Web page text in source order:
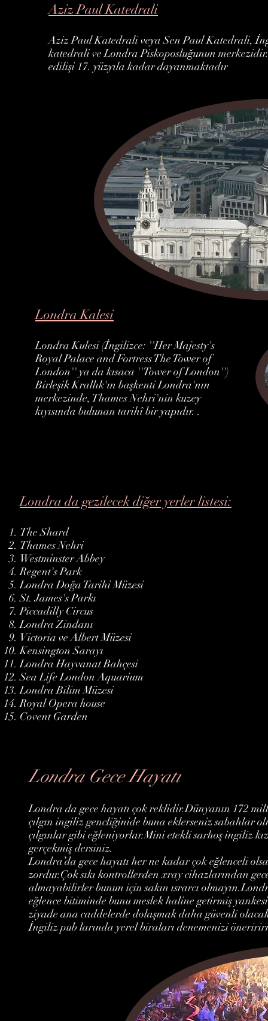
Aziz Paul Katedrali
Aziz Paul Katedrali veya Sen Paul Katedrali,
katedrali ve Londra Piskoposluğunun
edilişi 17. yüzyıla kadar dayanmaktadır
Londra Kalesi
Londra Kulesi (İngilizce: ''Her Majesty's
Royal Palace and Fortress The Tower of
London'' ya da kısaca ''Tower of London'')
Birleşik Krallık'ın başkenti Londra'nın
merkezinde, Thames Nehri'nin kuzey
kıyısında bulunan tarihî bir yapıdır. .
Londra da gezilecek diğer yerler listesi:
The Shard
Thames Nehri
Westminster Abbey
Regent's Park
Londra Doğa Tarihi Müzesi
St. James's Parkı
Piccadilly Circus
Londra Zindanı
Victoria ve Albert Müzesi
Kensington Sarayı
Londra Hayvanat Bahçesi
Sea Life London Aquarium
Londra Bilim Müzesi
Royal Opera house
Covent Garden
Londra Gece Hayatı
Londra da gece hayatı çok reklidir.Dünyanın 172
çılgın ingiliz gencliğinide buna eklerseniz sabahlar
çılgınlar gibi eğleniyorlar.Mini etekli sarhoş ingiliz
gerçekmiş dersiniz.
Londra’da gece hayatı her ne kadar çok eğlenceli
zordur.Çok sıkı kontrollerden xray cihazlarından
almayabilirler bunun için sakın ısrarcı
eğlence bitiminde bunu meslek haline getirmiş
ziyade ana caddelerde dolaşmak daha güvenli
İngiliz pub larında yerel biraları denemenizi